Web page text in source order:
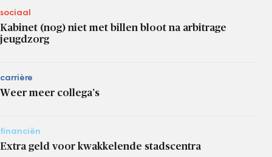
sociaal
Kabinet (nog) niet met billen bloot na arbitrage
jeugdzorg
carrière
Weer meer collega’s
financiën
Extra geld voor kwakkelende stadscentra